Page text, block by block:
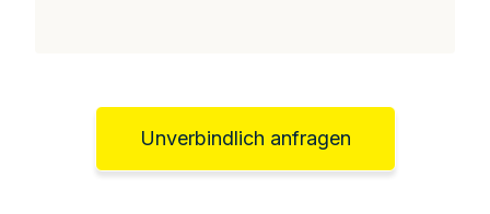
Unverbindlich anfragen